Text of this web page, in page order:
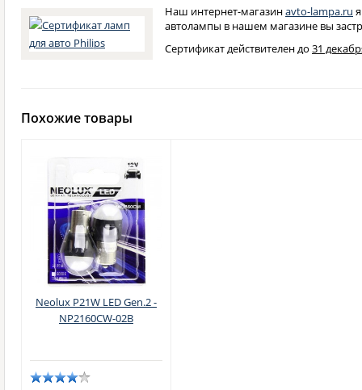
Наш интернет-магазинavto-lampa.ru
автолампы в нашем магазине вы
Сертификат действителен до 31
Похожие товары
Neolux P21W LED Gen.2 -
NP2160CW-02B